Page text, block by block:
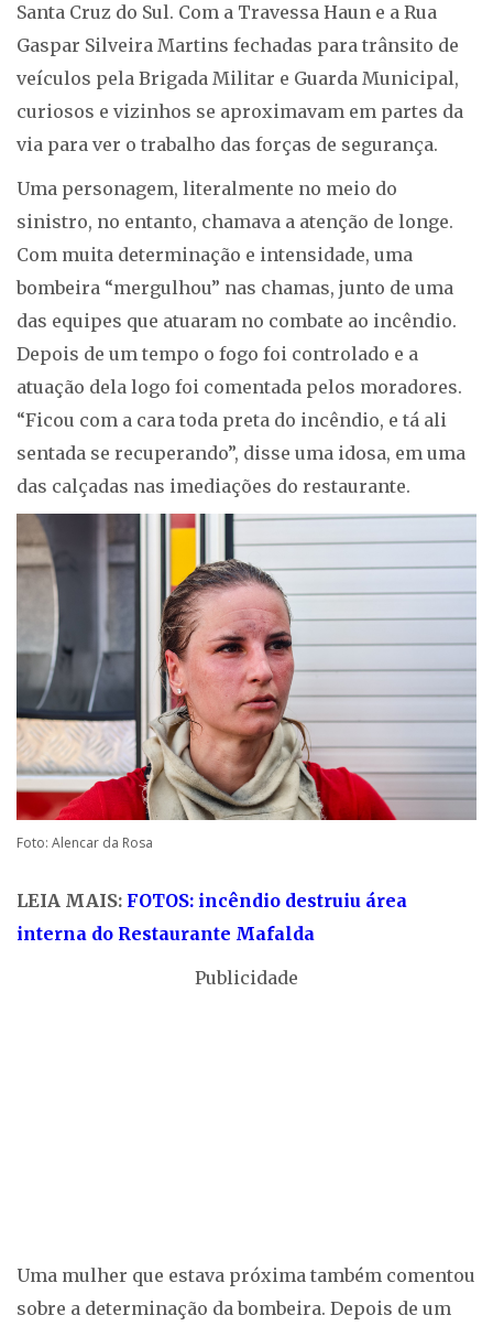
Santa Cruz do Sul. Com a Travessa Haun e a Rua
Gaspar Silveira Martins fechadas para trânsito de
veículos pela Brigada Militar e Guarda Municipal,
curiosos e vizinhos se aproximavam em partes da
via para ver o trabalho das forças de segurança.
Uma personagem, literalmente no meio do
sinistro, no entanto, chamava a atenção de longe.
Com muita determinação e intensidade, uma
bombeira “mergulhou” nas chamas, junto de uma
das equipes que atuaram no combate ao incêndio.
Depois de um tempo o fogo foi controlado e a
atuação dela logo foi comentada pelos moradores.
“Ficou com a cara toda preta do incêndio, e tá ali
sentada se recuperando”, disse uma idosa, em uma
das calçadas nas imediações do restaurante.
Foto: Alencar da Rosa
LEIA MAIS: FOTOS: incêndio destruiu área
interna do Restaurante Mafalda
Publicidade
Uma mulher que estava próxima também comentou
sobre a determinação da bombeira. Depois de um